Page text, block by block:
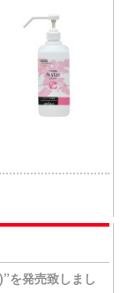
を発売致しまし